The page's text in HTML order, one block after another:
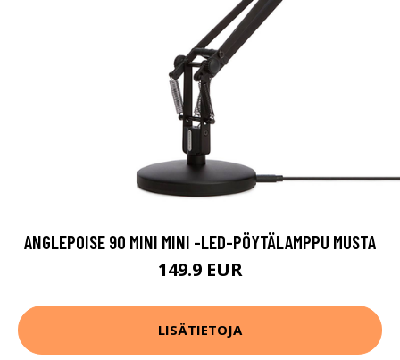
ANGLEPOISE 90 MINI MINI -LED-PÖYTÄLAMPPU MUSTA
149.9 EUR
LISÄTIETOJA